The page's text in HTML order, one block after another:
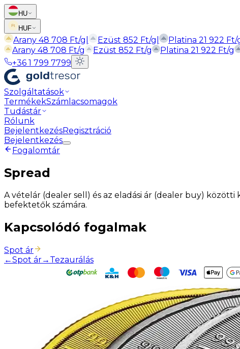
HU
HUF
Arany 48 708 Ft/g Ezüst 852 Ft/g Platina 21 922 Ft/
Arany 48 708 Ft/g Ezüst 852 Ft/g Platina 21 922 Ft/g
+36 1 799 7799
Szolgáltatások
TermékekSzámlacsomagok
Tudástár
Rólunk
BejelentkezésRegisztráció
Bejelentkezés
Fogalomtár
Spread
A vételár (dealer sell) és az eladási ár (dealer buy)
befektetők számára.
Kapcsolódó fogalmak
Spot ár
←Spot ár→ Tezaurálás